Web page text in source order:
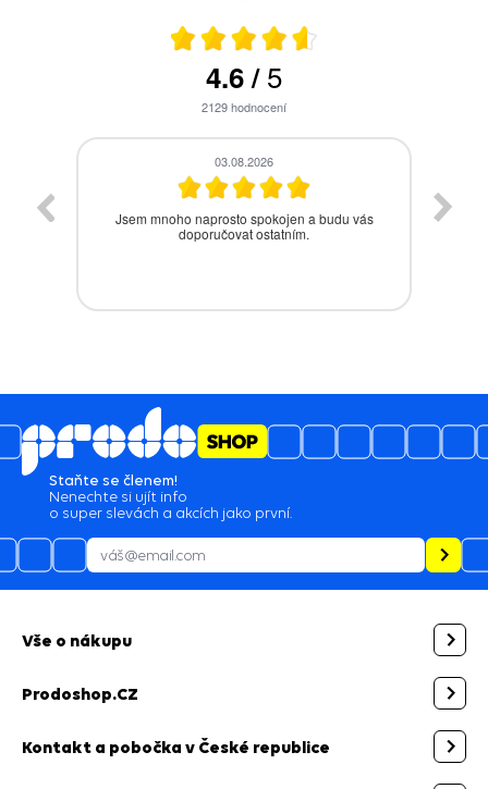
4.6/5
2129hodnocení
28.07.2026
Bezproblémová komunikace, rychlé vyřešení
drobného problému.
Staňte se členem!
Nenechte si ujít info
o super slevách a akcích jako první.
Vše o nákupu
Prodoshop.CZ
Kontakt a pobočka v České republice